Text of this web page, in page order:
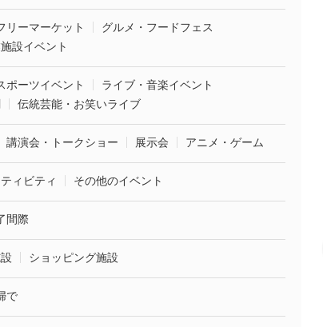
リーマーケット
グルメ・フードフェス
設イベント
ポーツイベント
ライブ・音楽イベント
伝統芸能・お笑いライブ
講演会・トークショー 展示会 アニメ・ゲーム
ィビティ その他のイベント
間際
ショッピング施設
で